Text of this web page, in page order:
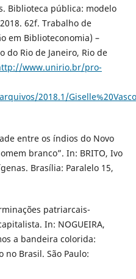
Biblioteca pública: modelo
62f. Trabalho de
em Biblioteconomia) –
do Rio de Janeiro, Rio de
www.unirio.br/pro-
2018.1/
entre os índios do Novo
branco”. In: BRITO, Ivo
Brasília: Paralelo 15,
patriarcais-
In: NOGUEIRA,
a bandeira colorida:
Brasil. São Paulo: